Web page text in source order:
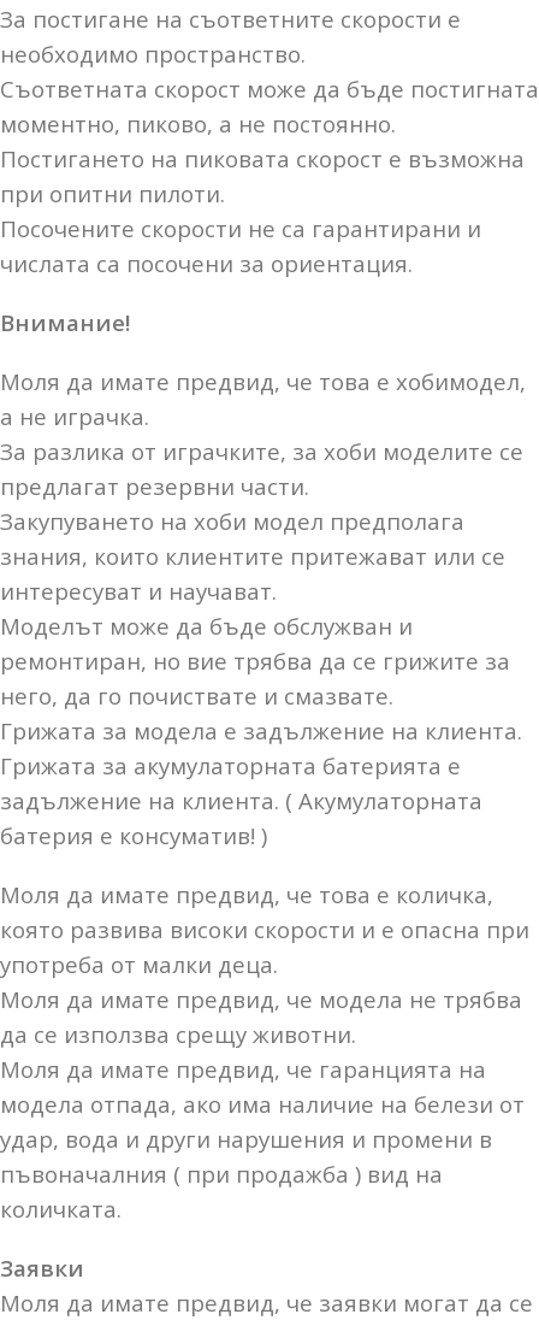
За постигане на съответните скорости е
необходимо пространство.
Съответната скорост може да бъде постигната
моментно, пиково, а не постоянно.
Постигането на пиковата скорост е възможна
при опитни пилоти.
Посочените скорости не са гарантирани и
числата са посочени за ориентация.
Внимание!
Моля да имате предвид, че това е хобимодел,
а не играчка.
За разлика от играчките, за хоби моделите се
предлагат резервни части.
Закупуването на хоби модел предполага
знания, които клиентите притежават или се
интересуват и научават.
Моделът може да бъде обслужван и
ремонтиран, но вие трябва да се грижите за
него, да го почиствате и смазвате.
Грижата за модела е задължение на клиента.
Грижата за акумулаторната батерията е
задължение на клиента. ( Акумулаторната
батерия е консуматив! )
Моля да имате предвид, че това е количка,
която развива високи скорости и е опасна при
употреба от малки деца.
Моля да имате предвид, че модела не трябва
да се използва срещу животни.
Моля да имате предвид, че гаранцията на
модела отпада, ако има наличие на белези от
удар, вода и други нарушения и промени в
пъвоначалния ( при продажба ) вид на
количката.
Заявки
Моля да имате предвид, че заявки могат да се